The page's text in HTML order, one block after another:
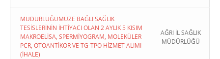
MÜDÜRLÜĞÜMÜZE BAĞLI SAĞLIK
TESİSLERİNİN İHTİYACI OLAN 2 AYLIK 5 KISIM
MAKROELİSA, SPERMİYOGRAM, MOLEKÜLER
PCR, OTOANTİKOR VE TG-TPO HİZMET ALIMI
(İHALE)
AĞRI İL SAĞLIK
MÜDÜRLÜĞÜ